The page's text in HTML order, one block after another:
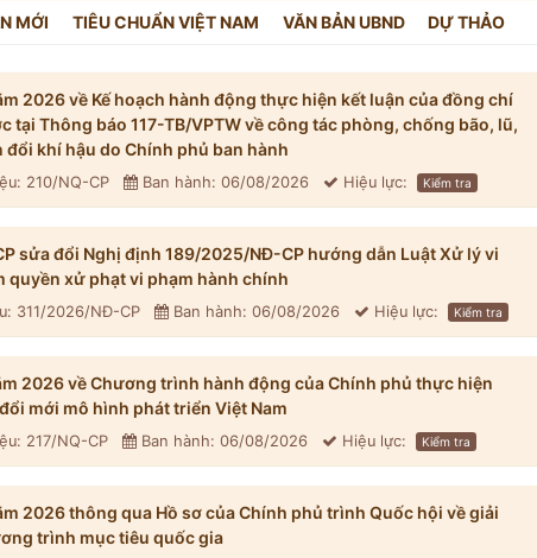
MỚI TIÊU CHUẨN VIỆT NAM VĂN BẢN UBND DỰ THẢO
2026 về Kế hoạch hành động thực hiện kết luận của đồng chí
tại Thông báo 117-TB/VPTW về công tác phòng, chống bão, lũ,
khí hậu do Chính phủ ban hành
210/NQ-CP Ban hành: 06/08/2026 Hiệu lực: Kiểm tra
sửa đổi Nghị định 189/2025/NĐ-CP hướng dẫn Luật Xử lý vi
quyền xử phạt vi phạm hành chính
311/2026/NĐ-CP Ban hành: 06/08/2026 Hiệu lực: Kiểm tra
2026 về Chương trình hành động của Chính phủ thực hiện
mới mô hình phát triển Việt Nam
217/NQ-CP Ban hành: 06/08/2026 Hiệu lực: Kiểm tra
2026 thông qua Hồ sơ của Chính phủ trình Quốc hội về giải
trình mục tiêu quốc gia